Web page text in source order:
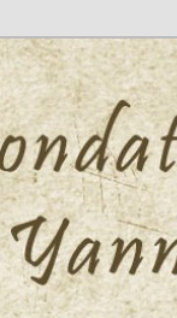
Fouéré
Fouéré